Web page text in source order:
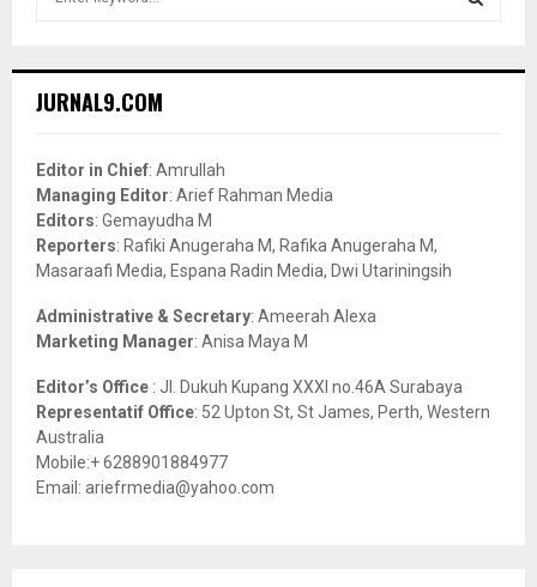
h
o
r
:
JURNAL9.COM
Editor in Chief: Amrullah
Managing Editor: Arief Rahman Media
Editors: Gemayudha M
Reporters: Rafiki Anugeraha M, Rafika Anugeraha M,
Masaraafi Media, Espana Radin Media, Dwi Utariningsih
Administrative & Secretary: Ameerah Alexa
Marketing Manager: Anisa Maya M
Editor’s Office : Jl. Dukuh Kupang XXXI no.46A Surabaya
Representatif Office: 52 Upton St, St James, Perth, Western
Australia
Mobile:+ 6288901884977
Email: ariefrmedia@yahoo.com